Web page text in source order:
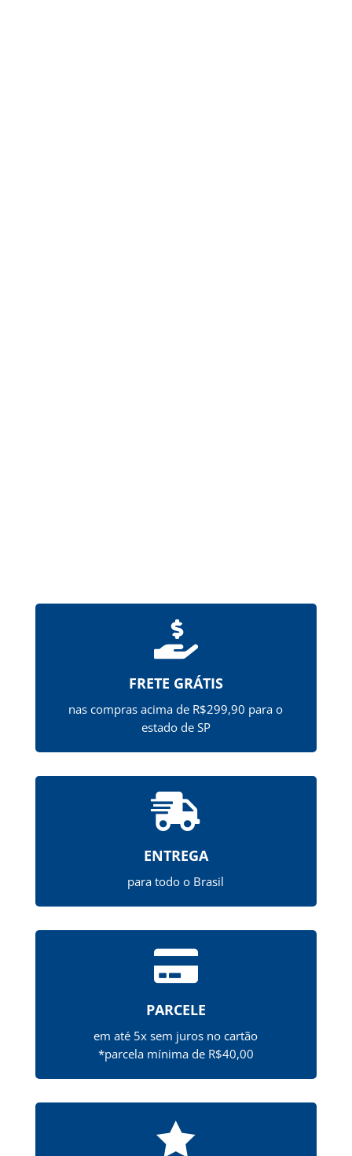

FRETE GRÁTIS
nas compras acima de R$299,90 para o
estado de SP

ENTREGA
para todo o Brasil

PARCELE
em até 5x sem juros no cartão
*parcela mínima de R$40,00
